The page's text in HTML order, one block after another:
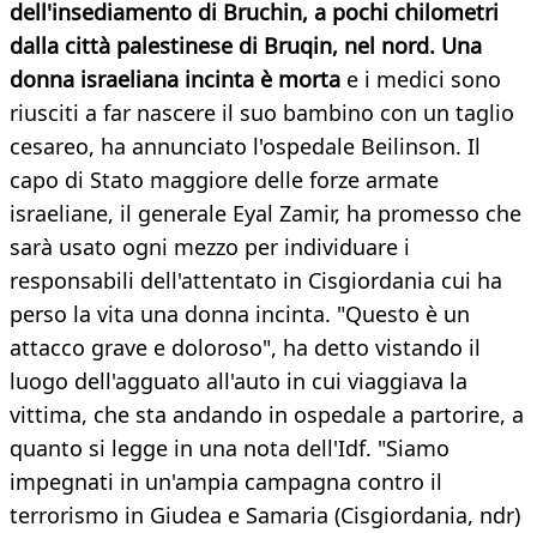
dell'insediamento di Bruchin, a pochi chilometri
dalla città palestinese di Bruqin, nel nord. Una
donna israeliana incinta è morta e i medici sono
riusciti a far nascere il suo bambino con un taglio
cesareo, ha annunciato l'ospedale Beilinson. Il
capo di Stato maggiore delle forze armate
israeliane, il generale Eyal Zamir, ha promesso che
sarà usato ogni mezzo per individuare i
responsabili dell'attentato in Cisgiordania cui ha
perso la vita una donna incinta. "Questo è un
attacco grave e doloroso", ha detto vistando il
luogo dell'agguato all'auto in cui viaggiava la
vittima, che sta andando in ospedale a partorire, a
quanto si legge in una nota dell'Idf. "Siamo
impegnati in un'ampia campagna contro il
terrorismo in Giudea e Samaria (Cisgiordania, ndr)